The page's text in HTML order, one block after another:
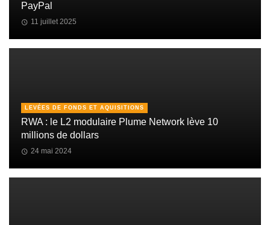
PayPal
11 juillet 2025
LEVÉES DE FONDS ET AQUISITIONS
RWA : le L2 modulaire Plume Network lève 10
millions de dollars
24 mai 2024